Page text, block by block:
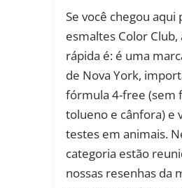
Se você chegou
esmaltes Color Club,
rápida é: é uma
de Nova York,
fórmula 4-free (sem
tolueno e cânfora) e
testes em animais.
categoria estão
nossas resenhas da